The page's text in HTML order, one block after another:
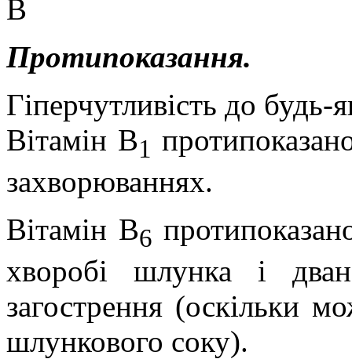
В
Протипоказання.
Гіперчутливість до будь-
Вітамін В1
захворюваннях.
Вітамін В6
хворобі шлунка і
загострення (оскільки
шлункового соку).